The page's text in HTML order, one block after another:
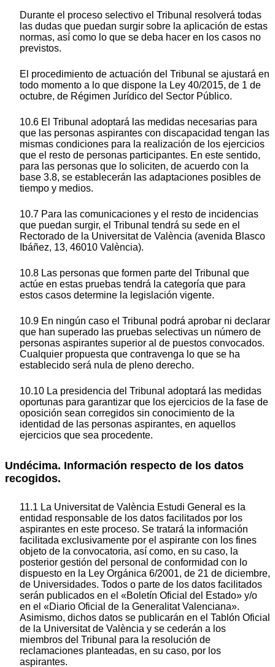
Durante el proceso selectivo el Tribunal resolverá todas
las dudas que puedan surgir sobre la aplicación de estas
normas, así como lo que se deba hacer en los casos no
previstos.
El procedimiento de actuación del Tribunal se ajustará en
todo momento a lo que dispone la Ley 40/2015, de 1 de
octubre, de Régimen Jurídico del Sector Público.
10.6 El Tribunal adoptará las medidas necesarias para
que las personas aspirantes con discapacidad tengan las
mismas condiciones para la realización de los ejercicios
que el resto de personas participantes. En este sentido,
para las personas que lo soliciten, de acuerdo con la
base 3.8, se establecerán las adaptaciones posibles de
tiempo y medios.
10.7 Para las comunicaciones y el resto de incidencias
que puedan surgir, el Tribunal tendrá su sede en el
Rectorado de la Universitat de València (avenida Blasco
Ibáñez, 13, 46010 València).
10.8 Las personas que formen parte del Tribunal que
actúe en estas pruebas tendrá la categoría que para
estos casos determine la legislación vigente.
10.9 En ningún caso el Tribunal podrá aprobar ni declarar
que han superado las pruebas selectivas un número de
personas aspirantes superior al de puestos convocados.
Cualquier propuesta que contravenga lo que se ha
establecido será nula de pleno derecho.
10.10 La presidencia del Tribunal adoptará las medidas
oportunas para garantizar que los ejercicios de la fase de
oposición sean corregidos sin conocimiento de la
identidad de las personas aspirantes, en aquellos
ejercicios que sea procedente.
Undécima. Información respecto de los datos
recogidos.
11.1 La Universitat de València Estudi General es la
entidad responsable de los datos facilitados por los
aspirantes en este proceso. Se tratará la información
facilitada exclusivamente por el aspirante con los fines
objeto de la convocatoria, así como, en su caso, la
posterior gestión del personal de conformidad con lo
dispuesto en la Ley Orgánica 6/2001, de 21 de diciembre,
de Universidades. Todos o parte de los datos facilitados
serán publicados en el «Boletín Oficial del Estado» y/o
en el «Diario Oficial de la Generalitat Valenciana».
Asimismo, dichos datos se publicarán en el Tablón Oficial
de la Universitat de València y se cederán a los
miembros del Tribunal para la resolución de
reclamaciones planteadas, en su caso, por los
aspirantes.